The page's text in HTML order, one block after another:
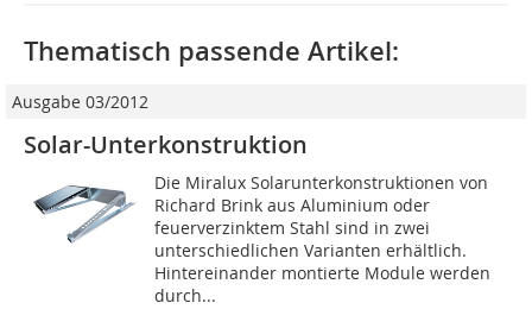
Thematisch passende Artikel:
Ausgabe 03/2012
Solar-Unterkonstruktion
Die Miralux Solarunterkonstruktionen von
Richard Brink aus Aluminium oder
feuerverzinktem Stahl sind in zwei
unterschiedlichen Varianten erhältlich.
Hintereinander montierte Module werden
durch...